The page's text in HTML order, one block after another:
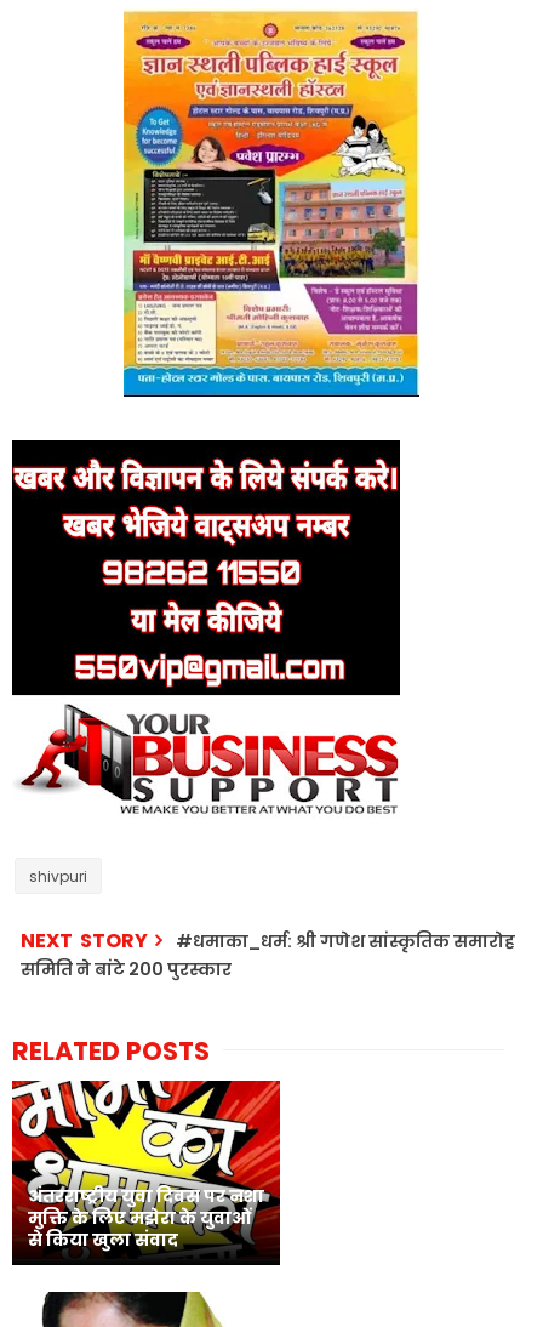
shivpuri
NEXT STORY
#धमाका_धर्म: श्री गणेश सांस्कृतिक समारोह
समिति ने बांटे 200 पुरस्कार
RELATED POSTS
अंतरराष्ट्रीय युवा दिवस पर नशा
मुक्ति के लिए मझेरा के युवाओं
से किया खुला संवाद